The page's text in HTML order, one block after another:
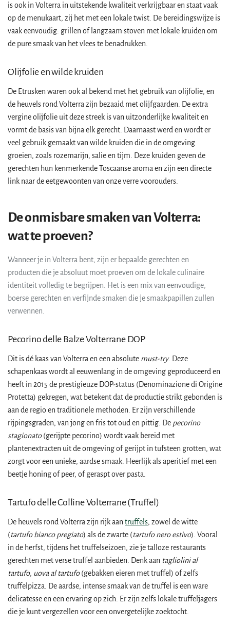
is ook in Volterra in uitstekende kwaliteit verkrijgbaar en staat vaak
op de menukaart, zij het met een lokale twist. De bereidingswijze is
vaak eenvoudig: grillen of langzaam stoven met lokale kruiden om
de pure smaak van het vlees te benadrukken.
Olijfolie en wilde kruiden
De Etrusken waren ook al bekend met het gebruik van olijfolie, en
de heuvels rond Volterra zijn bezaaid met olijfgaarden. De extra
vergine olijfolie uit deze streek is van uitzonderlijke kwaliteit en
vormt de basis van bijna elk gerecht. Daarnaast werd en wordt er
veel gebruik gemaakt van wilde kruiden die in de omgeving
groeien, zoals rozemarijn, salie en tijm. Deze kruiden geven de
gerechten hun kenmerkende Toscaanse aroma en zijn een directe
link naar de eetgewoonten van onze verre voorouders.
De onmisbare smaken van Volterra:
wat te proeven?
Wanneer je in Volterra bent, zijn er bepaalde gerechten en
producten die je absoluut moet proeven om de lokale culinaire
identiteit volledig te begrijpen. Het is een mix van eenvoudige,
boerse gerechten en verfijnde smaken die je smaakpapillen zullen
verwennen.
Pecorino delle Balze Volterrane DOP
Dit is dé kaas van Volterra en een absolute must-try. Deze
schapenkaas wordt al eeuwenlang in de omgeving geproduceerd en
heeft in 2015 de prestigieuze DOP-status (Denominazione di Origine
Protetta) gekregen, wat betekent dat de productie strikt gebonden is
aan de regio en traditionele methoden. Er zijn verschillende
rijpingsgraden, van jong en fris tot oud en pittig. De pecorino
stagionato(gerijpte pecorino) wordt vaak bereid met
plantenextracten uit de omgeving of gerijpt in tufsteen grotten, wat
zorgt voor een unieke, aardse smaak. Heerlijk als aperitief met een
beetje honing of peer, of geraspt over pasta.
Tartufo delle Colline Volterrane (Truffel)
De heuvels rond Volterra zijn rijk aan truffels, zowel de witte
(tartufo bianco pregiato) als de zwarte (tartufo nero estivo). Vooral
in de herfst, tijdens het truffelseizoen, zie je talloze restaurants
gerechten met verse truffel aanbieden. Denk aan tagliolini al
tartufo, uova al tartufo(gebakken eieren met truffel) of zelfs
truffelpizza. De aardse, intense smaak van de truffel is een ware
delicatesse en een ervaring op zich. Er zijn zelfs lokale truffeljagers
die je kunt vergezellen voor een onvergetelijke zoektocht.